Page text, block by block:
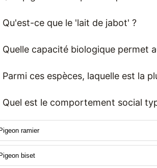
Qu'est-ce que le 'lait de jabot' ?
Quelle capacité biologique permet
Parmi ces espèces, laquelle est la
Quel est le comportement social
Pigeon ramier
Pigeon biset